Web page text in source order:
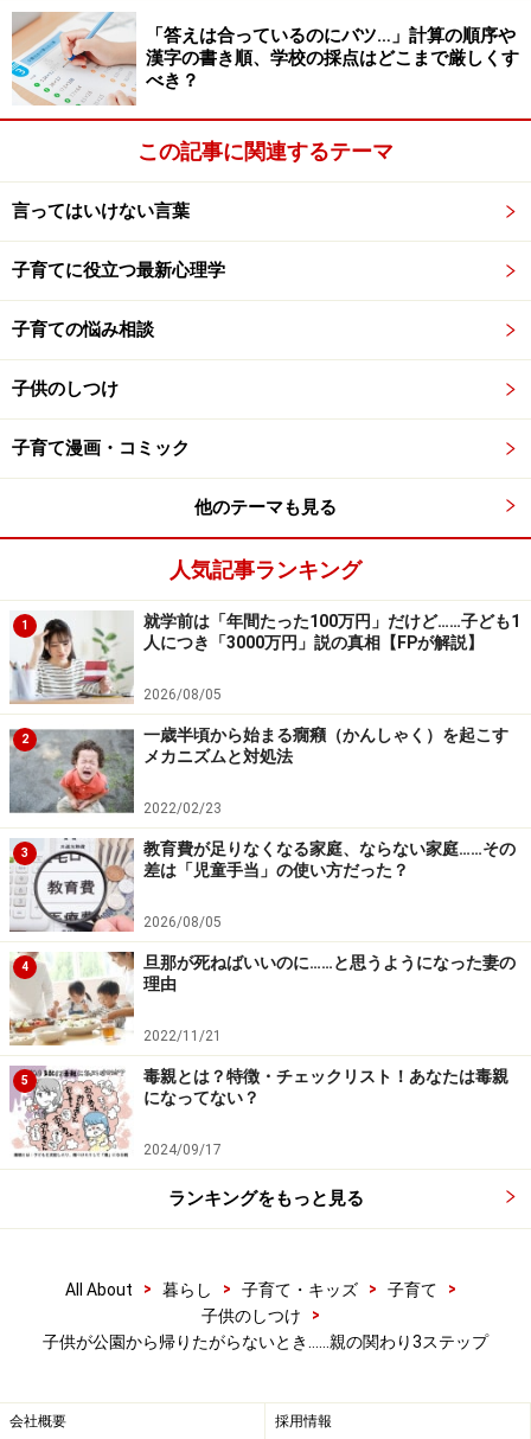
ち"を受け取ってもらえないことには、動くことができな
いのです。共感する時のポイントは、初めは「現在形」
で受け取り、徐々に「過去形」にして声をかけること。
「○○楽しいんだ～。○○楽しかったね。良かったね。」と
いう具合です。これだけで子供の気持ちの中で、未来に
進んでいる感覚が生まれてきます。
「やだ！」という返事。良い返事が聞けることを期待す
ると、期待した分イライラします。声をかける時には良
しょう。そうすることで、ママの心のダメージが少なく
て済みます。
ステップ2 ～帰っても楽しいことがあるこ
とを伝えると子供は動く～
子供のこころをつかむもの。それはママが一番良く知ってる
はず！
共感した後は、帰ってからの楽しいことを伝えましょ
う。例えばこれから食べる食事のメニューやおやつの
話。帰り道の途中で子供の好きなものが見られるのであ
れば、「電車見られるかな」「あのお家のワンワンいる
かな」等です。ポイントは公園から家までの道のイメー
ジ、そして帰ってからの楽しいことが具体的にわかるこ
と。子供が興味を持ちそうな、ワクワクするようなこと
を伝えるように。
この場面で1つだけ注意してほしいことがあります。そ
れは帰ってからの楽しいことではなく、今ある場所のイ
メージを悪くすること。例えばよくあるのは、「暗くな
ってきたらお化けが出る」「怖いお兄さんが来る」等で
すが、これは今まで楽しかった時間も台無しにしてしま
は、後々子供の不安定さにつながるリスクもありますの
で、それよりはこれからある楽しいことに意識を向ける
ようにする方が良いでしょう。
「答えは合っているのにバツ…」計算の順序や
漢字の書き順、学校の採点はどこまで厳しくす
べき？
この記事に関連するテーマ
言ってはいけない言葉
子育てに役立つ最新心理学
子育ての悩み相談
子供のしつけ
子育て漫画・コミック
他のテーマも見る
人気記事ランキング
1
就学前は「年間たった100万円」だけど……子ども1
人につき「3000万円」説の真相【FPが解説】
2026/08/05
2
一歳半頃から始まる癇癪（かんしゃく）を起こす
メカニズムと対処法
2022/02/23
3
教育費が足りなくなる家庭、ならない家庭……その
差は「児童手当」の使い方だった？
2026/08/05
4
旦那が死ねばいいのに……と思うようになった妻の
理由
2022/11/21
5
毒親とは？特徴・チェックリスト！あなたは毒親
になってない？
2024/09/17
ランキングをもっと見る
All About > 暮らし > 子育て・キッズ > 子育て
>
子供のしつけ
>
子供が公園から帰りたがらないとき……親の関わり3ステップ
会社概要 採用情報